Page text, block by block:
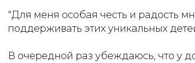
"Для меня особая честь и радость
поддерживать этих уникальных
В очередной раз убеждаюсь, что у